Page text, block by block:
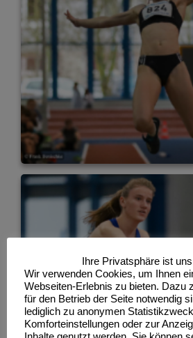
Ihre Privatsphäre ist
Wir verwenden Cookies, um Ihnen
Webseiten-Erlebnis zu bieten. Dazu
für den Betrieb der Seite notwendig
lediglich zu anonymen
Komforteinstellungen oder zur